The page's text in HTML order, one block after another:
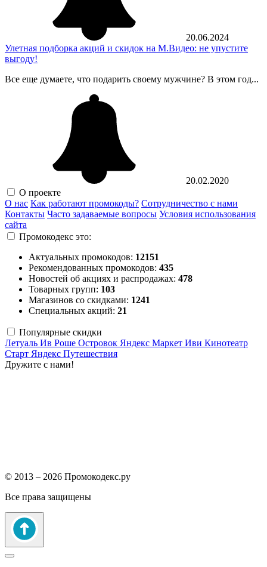
20.06.2024
Улетная подборка акций и скидок на М.Видео: не упустите
выгоду!
Все еще думаете, что подарить своему мужчине? В этом год...
20.02.2020
О проекте
О нас Как работают промокоды? Сотрудничество с нами
Контакты Часто задаваемые вопросы Условия использования
сайта
Промокодекс это:
Актуальных промокодов: 12151
Рекомендованных промокодов: 435
Новостей об акциях и распродажах: 478
Товарных групп: 103
Магазинов со скидками: 1241
Специальных акций: 21
Популярные скидки
Летуаль Ив Роше Островок Яндекс Маркет Иви Кинотеатр
Старт Яндекс Путешествия
Дружите с нами!
© 2013 – 2026 Промокодекс.ру
Все права защищены